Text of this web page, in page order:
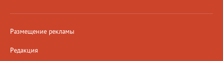
Размещение рекламы
Редакция